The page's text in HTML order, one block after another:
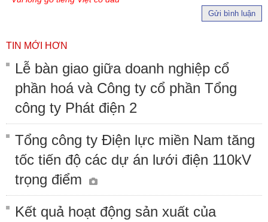
Gửi bình luận
TIN MỚI HƠN
Lễ bàn giao giữa doanh nghiệp cổ
phần hoá và Công ty cổ phần Tổng
công ty Phát điện 2
Tổng công ty Điện lực miền Nam tăng
tốc tiến độ các dự án lưới điện 110kV
trọng điểm
Kết quả hoạt động sản xuất của